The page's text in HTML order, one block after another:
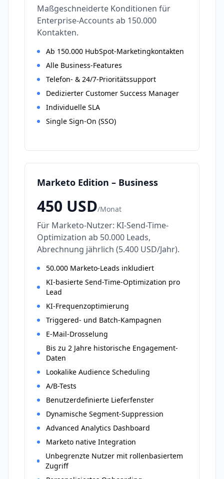
Maßgeschneiderte Konditionen für
Enterprise-Accounts ab 150.000
Kontakten.
Ab 150.000 HubSpot-Marketingkontakten
Alle Business-Features
Telefon- & 24/7-Prioritätssupport
Dedizierter Customer Success Manager
Individuelle SLA
Single Sign-On (SSO)
Marketo Edition – Business
450 USD/Monat
Für Marketo-Nutzer: KI-Send-Time-
Optimization ab 50.000 Leads,
Abrechnung jährlich (5.400 USD/Jahr).
50.000 Marketo-Leads inkludiert
KI-basierte Send-Time-Optimization pro
Lead
KI-Frequenzoptimierung
Triggered- und Batch-Kampagnen
E-Mail-Drosselung
Bis zu 2 Jahre historische Engagement-
Daten
Lookalike Audience Scheduling
A/B-Tests
Benutzerdefinierte Lieferfenster
Dynamische Segment-Suppression
Advanced Analytics Dashboard
Marketo native Integration
Unbegrenzte Nutzer mit rollenbasiertem
Zugriff